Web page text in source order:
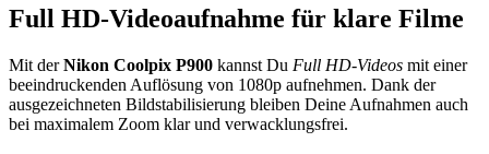
Full HD-Videoaufnahme für klare Filme
Mit derNikon Coolpix P900 kannst Du Full HD-Videos mit einer
beeindruckenden Auflösung von 1080p aufnehmen. Dank der
ausgezeichneten Bildstabilisierung bleiben Deine Aufnahmen auch
bei maximalem Zoom klar und verwacklungsfrei.